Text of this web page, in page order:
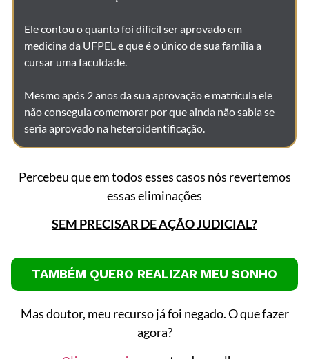
Ele contou o quanto foi difícil ser aprovado em
medicina da UFPEL e que é o único de sua família a
cursar uma faculdade.
Mesmo após 2 anos da sua aprovação e matrícula ele
não conseguia comemorar por que ainda não sabia se
seria aprovado na heteroidentificação.
Percebeu que em todos esses casos nós revertemos
essas eliminações
SEM PRECISAR DE AÇÃO JUDICIAL?
TAMBÉM QUERO REALIZAR MEU SONHO
Mas doutor, meu recurso já foi negado. O que fazer
agora?